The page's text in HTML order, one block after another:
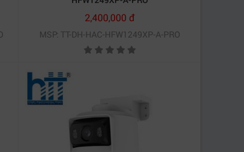
không gian rộng chỉ với một thiết bị.
nhà để xe.
tốt. Vì vậy, thiết bị phù hợp lắp đặt
khai hệ thống.
2,400,000 đ
MSP: TT-DH-HAC-HFW1249XP-A-PRO